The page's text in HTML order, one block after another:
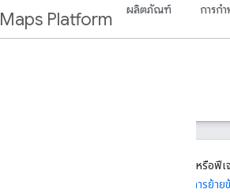
Maps Platform ผลิตภัณฑ์ การก
ผลิตภัณฑ์หรือฟีเ
แนะนำในการย้า